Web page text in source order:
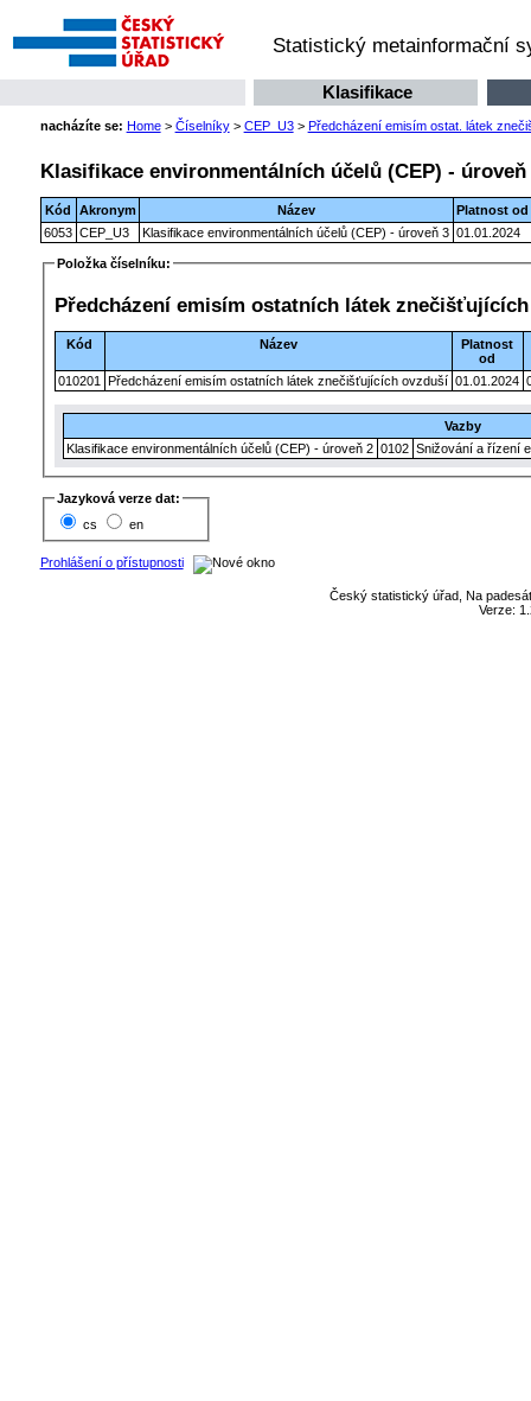
Statistický metainformační
Klasifikace
nacházíte se: Home> Číselníky> CEP_U3> Předcházení emisím ostat. látek
Klasifikace environmentálních účelů (CEP) - úroveň
Kód Akronym Název
Platnost od
6053 CEP_U3 Klasifikace environmentálních účelů (CEP) - úroveň 3 01.01.2024
Položka číselníku:
Předcházení emisím ostatních látek
Kód Název
Platnost
od
010201
Předcházení emisím ostatních látek znečišťujících ovzduší 01.01.2024
Vazby
Klasifikace environmentálních účelů (CEP) - úroveň 2 0102 Snižování a řízení
Jazyková verze dat:
cs
en
Prohlášení o přístupnosti
Český statistický úřad, Na
Verze: